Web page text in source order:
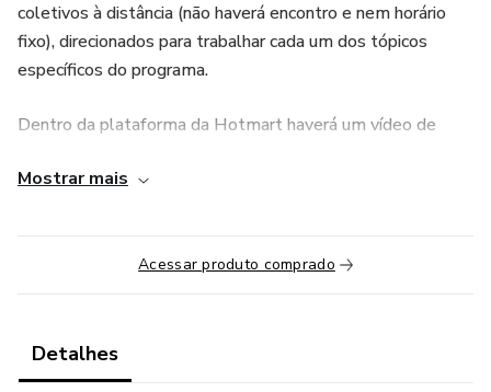
coletivos à distância (não haverá encontro e nem horário
fixo), direcionados para trabalhar cada um dos tópicos
específicos do programa.
Dentro da plataforma da Hotmart haverá um vídeo de
os dias ao final de cada energização, enviarei uma
OBRIGATÓRIA, você estará recebendo o tratamento
independentemente disso. Durante esse período, você não
irá alterar sua rotina.
Mesmo sendo coletivo, cada participante recebe o
tratamento de acordo com as suas particularidades e
Mostrar mais
Acessar produto comprado
Detalhes